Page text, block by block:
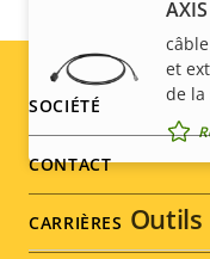
et
de la
Footer
menu
SOCIÉTÉ
CONTACT
CARRIÈRES